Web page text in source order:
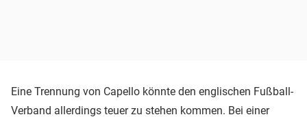
Eine Trennung von Capello könnte den englischen Fußball-
Verband allerdings teuer zu stehen kommen. Bei einer